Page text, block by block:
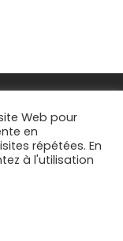
Web pour
en
répétées. En
à l'utilisation